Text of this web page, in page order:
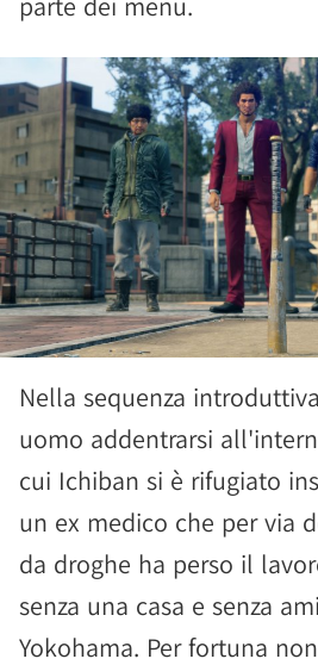
Nella sequenza
uomo addentrarsi
cui Ichiban si è rifugiato
un ex medico che per via
da droghe ha perso il
senza una casa e senza
Yokohama. Per fortuna